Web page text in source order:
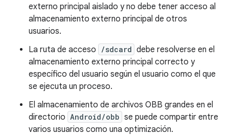
externo principal aislado y no debe tener acceso al
almacenamiento externo principal de otros
usuarios.
La ruta de acceso
/sdcard debe resolverse en el
almacenamiento externo principal correcto y
específico del usuario según el usuario como el que
se ejecuta un proceso.
El almacenamiento de archivos OBB grandes en el
directorio Android/obb se puede compartir entre
varios usuarios como una optimización.